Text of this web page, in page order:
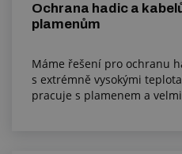
Ochrana hadic a
plamenům
Máme řešení pro ochranu
s extrémně vysokými
pracuje s plamenem a